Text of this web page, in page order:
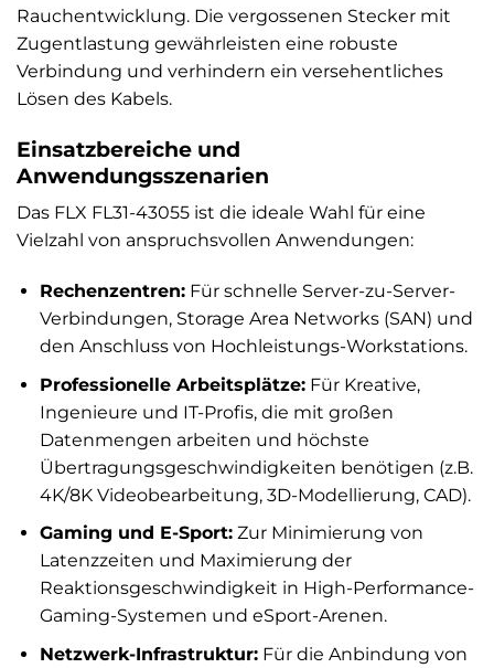
Rauchentwicklung. Die vergossenen Stecker mit
Zugentlastung gewährleisten eine robuste
Verbindung und verhindern ein versehentliches
Lösen des Kabels.
Einsatzbereiche und
Anwendungsszenarien
Das FLX FL31-43055 ist die ideale Wahl für eine
Vielzahl von anspruchsvollen Anwendungen:
Rechenzentren:Für schnelle Server-zu-Server-
Verbindungen, Storage Area Networks (SAN) und
den Anschluss von Hochleistungs-Workstations.
Professionelle Arbeitsplätze:Für Kreative,
Ingenieure und IT-Profis, die mit großen
Datenmengen arbeiten und höchste
Übertragungsgeschwindigkeiten benötigen (z.B.
4K/8K Videobearbeitung, 3D-Modellierung, CAD).
Gaming und E-Sport:Zur Minimierung von
Latenzzeiten und Maximierung der
Reaktionsgeschwindigkeit in High-Performance-
Gaming-Systemen und eSport-Arenen.
Netzwerk-Infrastruktur:Für die Anbindung von